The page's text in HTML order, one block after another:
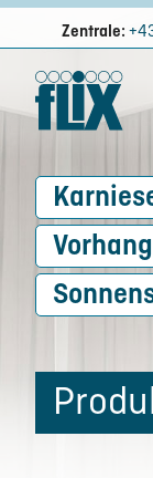
Zentrale: